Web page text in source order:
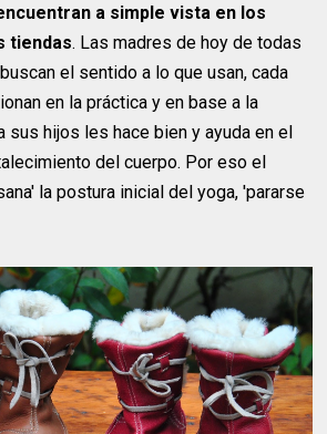
a simple vista en los
tiendas. Las madres de hoy de todas
el sentido a lo que usan, cada
en la práctica y en base a la
sus hijos les hace bien y ayuda en el
del cuerpo. Por eso el
la postura inicial del yoga, 'pararse